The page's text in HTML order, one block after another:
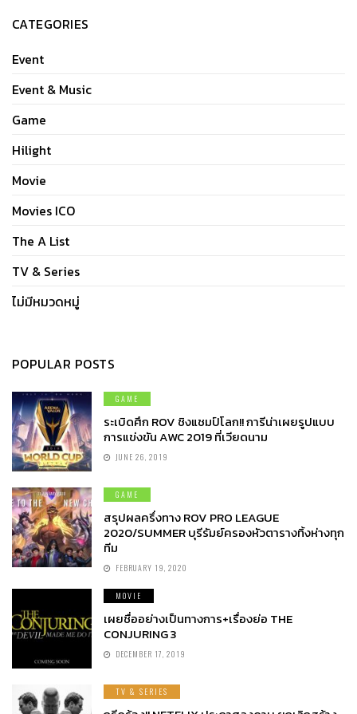
CATEGORIES
Event
Event & Music
Game
Hilight
Movie
Movies ICO
The A List
TV & Series
ไม่มีหมวดหมู่
POPULAR POSTS
GAME
ระเบิดศึก ROV ชิงแชมป์โลก!! การีน่าเผยรูปแบบ
การแข่งขัน AWC 2019 ที่เวียดนาม
JUNE 26, 2019
GAME
สรุปผลครึ่งทาง ROV PRO LEAGUE
2020/SUMMER บุรีรัมย์ครองหัวตารางทิ้งห่างทุก
ทีม
FEBRUARY 19, 2020
MOVIE
เผยชื่ออย่างเป็นทางการ+เรื่องย่อ THE
CONJURING 3
DECEMBER 17, 2019
TV & SERIES